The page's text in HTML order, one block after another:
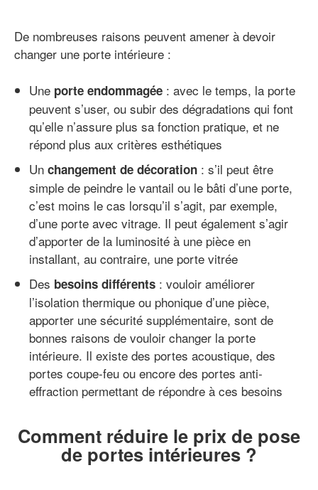
De nombreuses raisons peuvent amener à devoir
changer une porte intérieure :
Une porte endommagée : avec le temps, la porte
peuvent s’user, ou subir des dégradations qui font
qu’elle n’assure plus sa fonction pratique, et ne
répond plus aux critères esthétiques
Un changement de décoration : s’il peut être
simple de peindre le vantail ou le bâti d’une porte,
c’est moins le cas lorsqu’il s’agit, par exemple,
d’une porte avec vitrage. Il peut également s’agir
d’apporter de la luminosité à une pièce en
installant, au contraire, une porte vitrée
Des besoins différents : vouloir améliorer
l’isolation thermique ou phonique d’une pièce,
apporter une sécurité supplémentaire, sont de
bonnes raisons de vouloir changer la porte
intérieure. Il existe des portes acoustique, des
portes coupe-feu ou encore des portes anti-
effraction permettant de répondre à ces besoins
Comment réduire le prix de pose
de portes intérieures ?